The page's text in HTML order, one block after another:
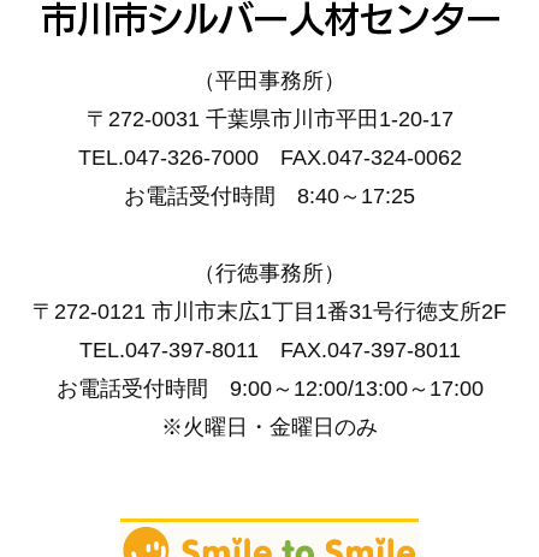
（平田事務所）
〒272-0031 千葉県市川市平田1-20-17
TEL.047-326-7000 FAX.047-324-0062
お電話受付時間 8:40～17:25
（行徳事務所）
〒272-0121 市川市末広1丁目1番31号行徳支所2F
TEL.047-397-8011 FAX.047-397-8011
お電話受付時間 9:00～12:00/13:00～17:00
※火曜日・金曜日のみ